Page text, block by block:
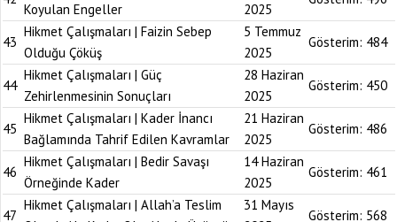
Koyulan Engeller
2025
43
Hikmet Çalışmaları | Faizin Sebep
Olduğu Çöküş
5 Temmuz
2025
Gösterim: 484
44
Hikmet Çalışmaları | Güç
Zehirlenmesinin Sonuçları
28 Haziran
2025
Gösterim: 450
45
Hikmet Çalışmaları | Kader İnancı
Bağlamında Tahrif Edilen Kavramlar
21 Haziran
2025
Gösterim: 486
46
Hikmet Çalışmaları | Bedir Savaşı
Örneğinde Kader
14 Haziran
2025
Gösterim: 461
47
Hikmet Çalışmaları | Allah’a Teslim
31 Mayıs
Gösterim: 568